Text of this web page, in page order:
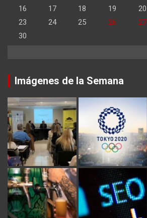
16
17 18 19 20
23
24 25 26 27
30
Imágenes de la Semana